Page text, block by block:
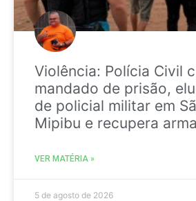
Violência: Polícia Civil
mandado de prisão,
de policial militar em
Mipibu e recupera
VER MATÉRIA »
5 de agosto de 2026